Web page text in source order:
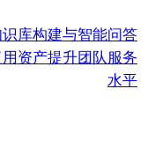
库构建与智能问答
资产提升团队服务
水平